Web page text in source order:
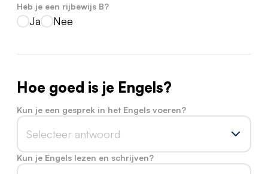
Heb je een rijbewijs B?
Ja Nee
Hoe goed is je Engels?
Kun je een gesprek in het Engels voeren?
Selecteer antwoord
Kun je Engels lezen en schrijven?